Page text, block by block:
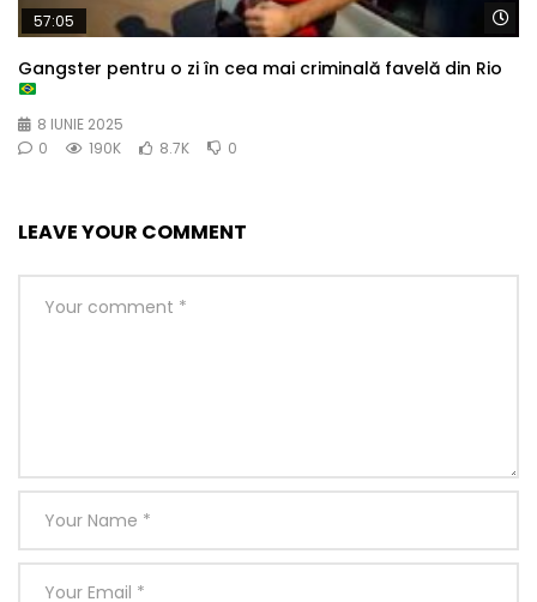
57:05
Gangster pentru o zi în cea mai criminală favelă din Rio
8 IUNIE 2025
0
190K 8.7K 0
LEAVE YOUR COMMENT